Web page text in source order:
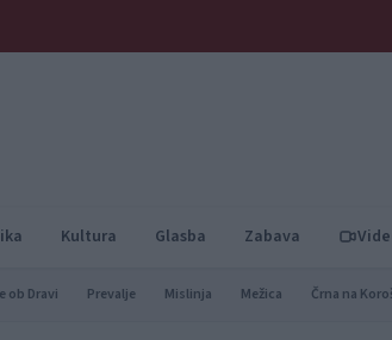
Kultura Glasba Zabava
ob Dravi Prevalje Mislinja Mežica Črna na